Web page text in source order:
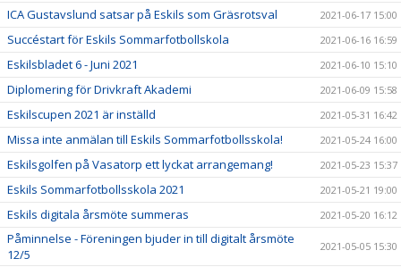
ICA Gustavslund satsar på Eskils som Gräsrotsval 2021-06-17 15:00
Succéstart för Eskils Sommarfotbollskola 2021-06-16 16:59
Eskilsbladet 6 - Juni 2021 2021-06-10 15:10
Diplomering för Drivkraft Akademi 2021-06-09 15:58
Eskilscupen 2021 är inställd 2021-05-31 16:42
Missa inte anmälan till Eskils Sommarfotbollsskola! 2021-05-24 16:00
Eskilsgolfen på Vasatorp ett lyckat arrangemang! 2021-05-23 15:37
Eskils Sommarfotbollsskola 2021 2021-05-21 19:00
Eskils digitala årsmöte summeras 2021-05-20 16:12
Påminnelse - Föreningen bjuder in till digitalt årsmöte
12/5
2021-05-05 15:30